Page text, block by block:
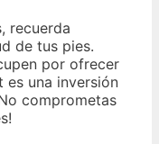
recuerda
de tus pies.
por ofrecer
una inversión
comprometas